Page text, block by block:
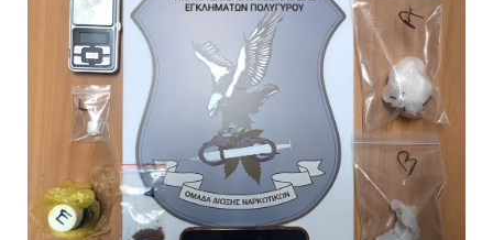
Αθλητικά
Αστυνομικό Δελτίο